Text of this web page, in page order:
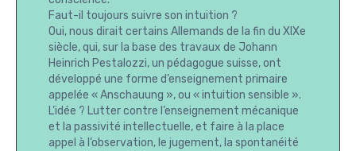
Faut-il toujours suivre son intuition ?
Oui, nous dirait certains Allemands de la fin du XIXe
siècle, qui, sur la base des travaux de Johann
Heinrich Pestalozzi, un pédagogue suisse, ont
développé une forme d’enseignement primaire
appelée « Anschauung », ou « intuition sensible ».
L’idée ? Lutter contre l’enseignement mécanique
et la passivité intellectuelle, et faire à la place
appel à l’observation, le jugement, la spontanéité